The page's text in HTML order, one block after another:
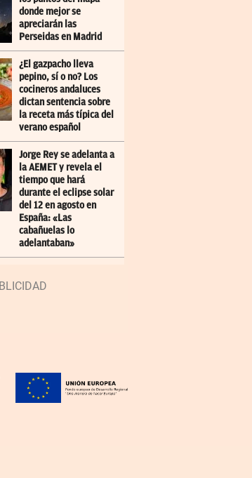
donde mejor se
apreciarán las
Perseidas en Madrid
¿El gazpacho lleva
pepino, sí o no? Los
cocineros andaluces
dictan sentencia sobre
la receta más típica del
verano español
Jorge Rey se adelanta a
la AEMET y revela el
tiempo que hará
durante el eclipse solar
del 12 en agosto en
España: «Las
cabañuelas lo
adelantaban»